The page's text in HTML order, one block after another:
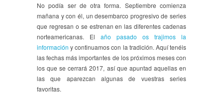
No podía ser de otra forma. Septiembre comienza
mañana y con él, un desembarco progresivo de series
que regresan o se estrenan en las diferentes cadenas
norteamericanas. El año pasado os trajimos la
información y continuamos con la tradición. Aquí tenéis
las fechas más importantes de los próximos meses con
los que se cerrará 2017, así que apuntad aquellas en
las que aparezcan algunas de vuestras series
favoritas.